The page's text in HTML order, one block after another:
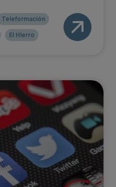
Teleformación
El HIerro